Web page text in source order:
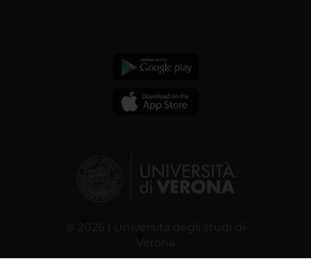
© 2026 | Università degli studi di
Verona